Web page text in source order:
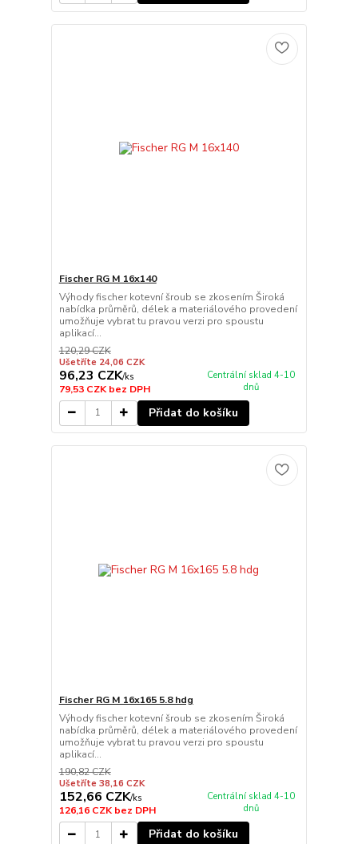
Fischer RG M 16x140
Výhody fischer kotevní šroub se zkosením Široká
nabídka průměrů, délek a materiálového provedení
umožňuje vybrat tu pravou verzi pro spoustu
aplikací...
120,29 CZK
Ušetříte 24,06 CZK
96,23 CZK/ks
79,53 CZKbez DPH
Centrální sklad 4-10
dnů
Přidat do košíku
Fischer RG M 16x165 5.8 hdg
Výhody fischer kotevní šroub se zkosením Široká
nabídka průměrů, délek a materiálového provedení
umožňuje vybrat tu pravou verzi pro spoustu
aplikací...
190,82 CZK
Ušetříte 38,16 CZK
152,66 CZK/ks
126,16 CZKbez DPH
Centrální sklad 4-10
dnů
Přidat do košíku